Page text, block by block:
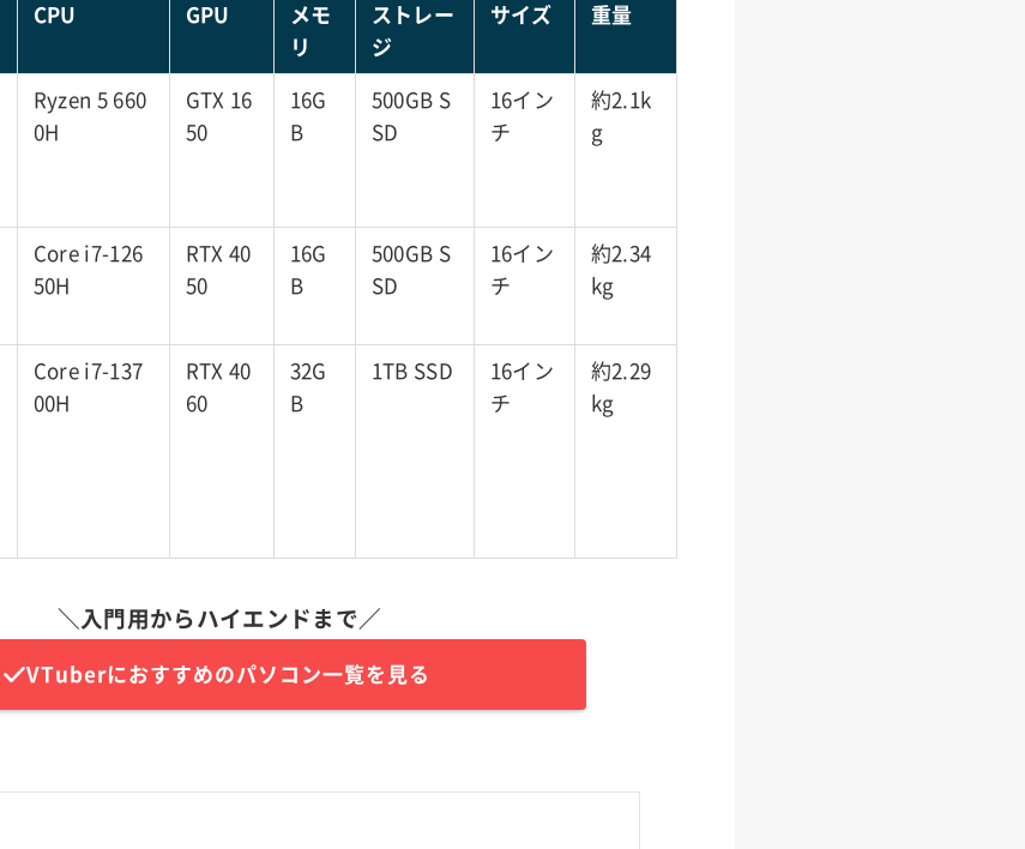
CPU GPU
メモ
リ
ストレー
ジ
サイズ 重量
Ryzen 5 660
0H
GTX 16
50
16G
B
500GB S
SD
16イン
チ
約2.1k
g
Core i7-126
50H
RTX 40
50
16G
B
500GB S
SD
16イン
チ
約2.34
kg
Core i7-137
00H
RTX 40
60
32G
B
1TB SSD
16イン
チ
約2.29
kg
＼入門用からハイエンドまで／
VTuberにおすすめのパソコン一覧を見る